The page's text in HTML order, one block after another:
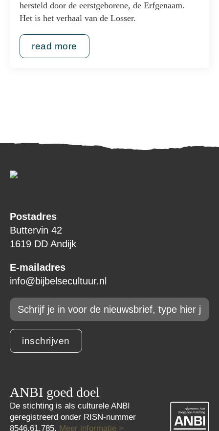
hersteld door de eerstgeborene, de Erfgenaam.
Het is het verhaal van de Losser.
read more
Postadres
Buttervin 42
1619 DD Andijk
E-mailadres
info@bijbelsecultuur.nl
Email
inschrijven
ANBI goed doel
De stichting is als culturele ANBI
geregistreerd onder RISN-nummer
8546.61.785. Meer informatie >